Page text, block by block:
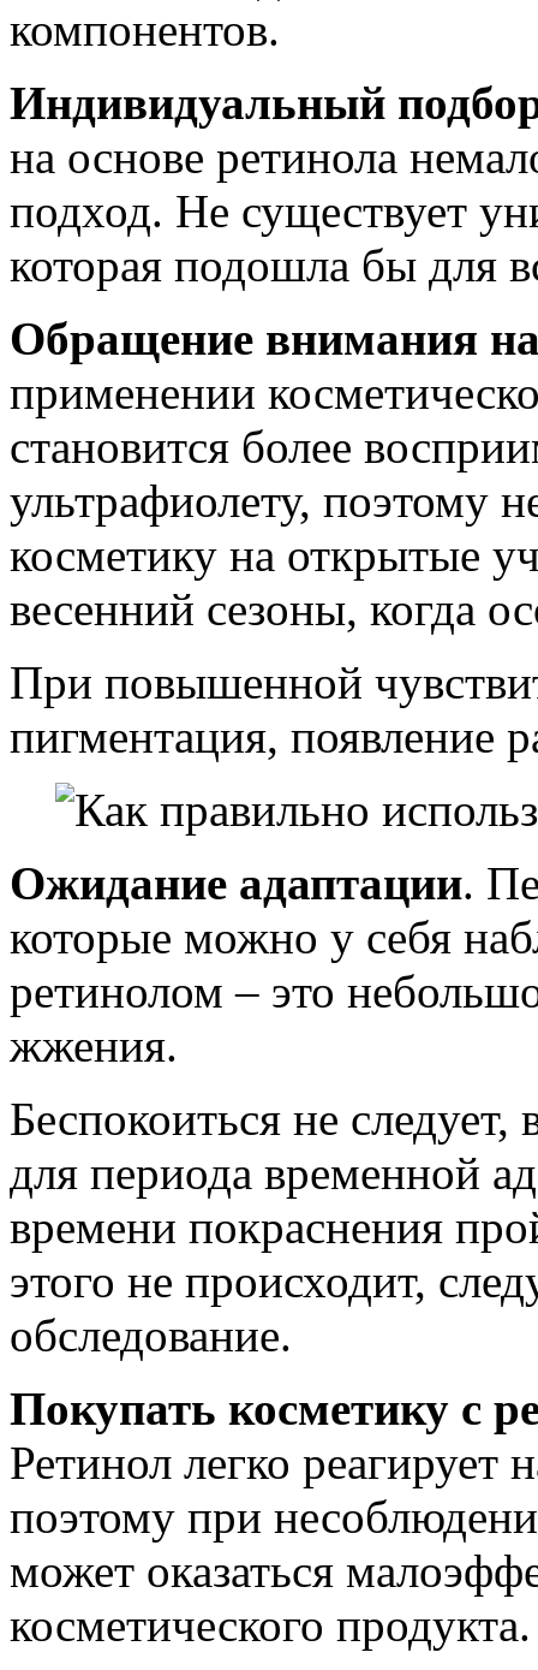
компонентов.
Индивидуальный
на основе ретинола
подход. Не существует
которая подошла бы для
Обращение внимания на
применении
становится более
ультрафиолету, поэтому
косметику на открытые
весенний сезоны, когда
При повышенной
пигментация, появление
Ожидание адаптации.
которые можно у себя
ретинолом – это
жжения.
Беспокоиться не следует,
для периода временной
времени покраснения
этого не происходит,
обследование.
Покупать косметику с
Ретинол легко
поэтому при
может оказаться
косметического продукта.